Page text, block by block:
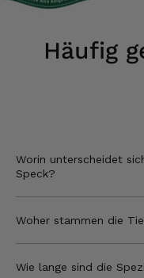
Häufig
Worin unterscheidet
Speck?
Woher stammen die
Wie lange sind die